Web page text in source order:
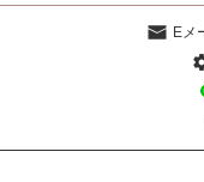
Eメ